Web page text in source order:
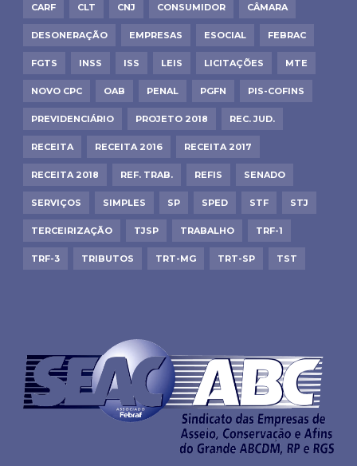
CARF CLT CNJ CONSUMIDOR CÂMARA
DESONERAÇÃO EMPRESAS ESOCIAL FEBRAC
FGTS INSS ISS LEIS LICITAÇÕES MTE
NOVO CPC OAB PENAL PGFN PIS-COFINS
PREVIDENCIÁRIO PROJETO 2018 REC. JUD.
RECEITA RECEITA 2016 RECEITA 2017
RECEITA 2018 REF. TRAB. REFIS SENADO
SERVIÇOS SIMPLES SP SPED STF STJ
TERCEIRIZAÇÃO TJSP TRABALHO TRF-1
TRF-3 TRIBUTOS TRT-MG TRT-SP TST